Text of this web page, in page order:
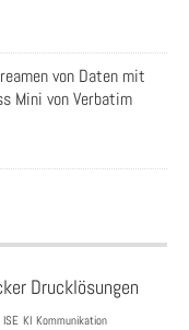
von Daten mit
Mini von Verbatim
Drucklösungen
ISE KI Kommunikation